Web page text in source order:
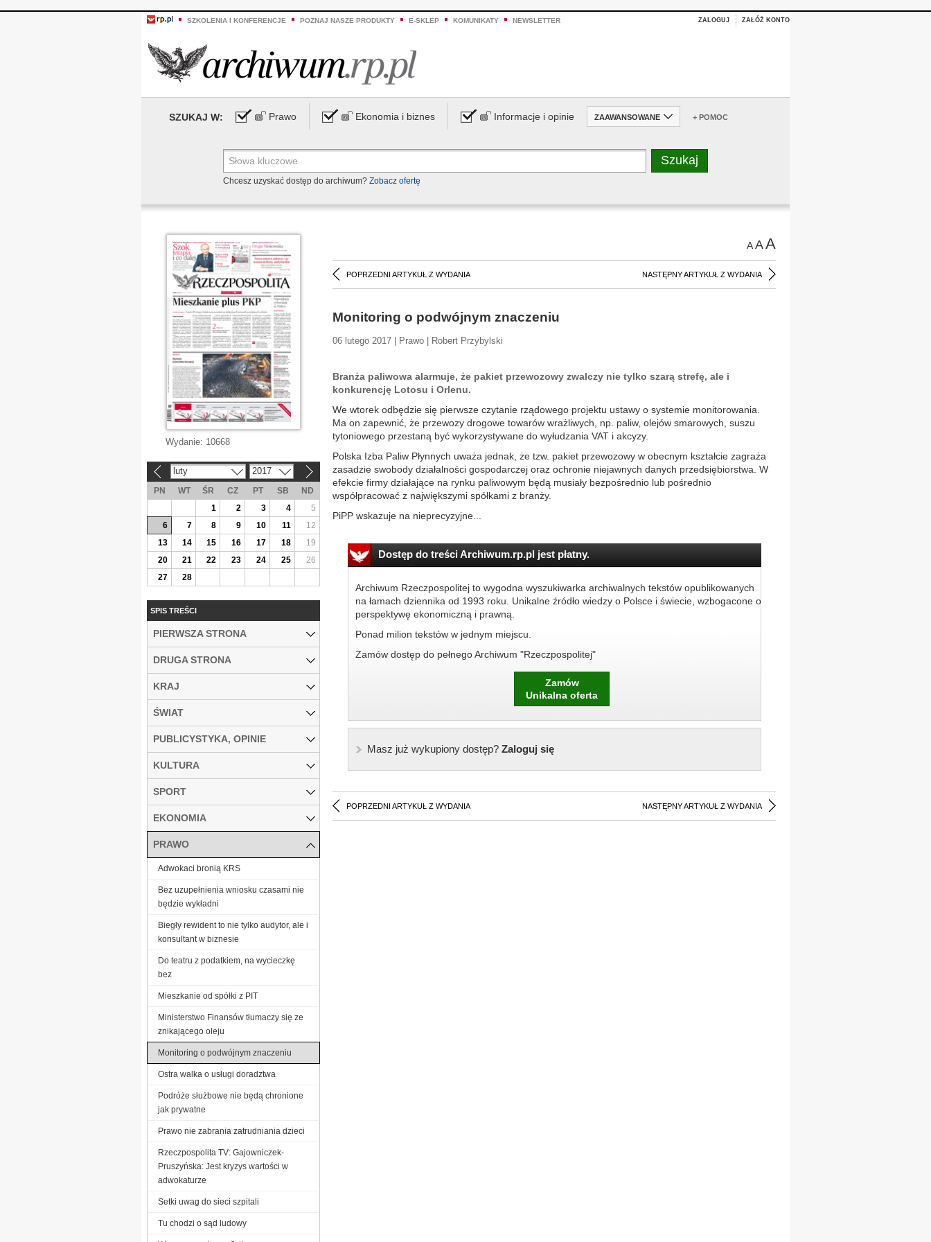
SZKOLENIA I KONFERENCJE POZNAJ NASZE PRODUKTY E-SKLEP KOMUNIKATY NEWSLETTER ZALOGUJ ZAŁÓŻ KONTO
SZUKAJ W: Prawo Ekonomia i biznes Informacje i opinie ZAAWANSOWANE + POMOC
Chcesz uzyskać dostęp do archiwum? Zobacz ofertę
AAA
POPRZEDNI ARTYKUŁ Z WYDANIA NASTĘPNY ARTYKUŁ Z WYDANIA
Monitoring o podwójnym znaczeniu
06 lutego 2017 | Prawo | Robert Przybylski
Branża paliwowa alarmuje, że pakiet przewozowy zwalczy nie tylko szarą strefę, ale i
konkurencję Lotosu i Orlenu.
We wtorek odbędzie się pierwsze czytanie rządowego projektu ustawy o systemie monitorowania.
Ma on zapewnić, że przewozy drogowe towarów wrażliwych, np. paliw, olejów smarowych, suszu
tytoniowego przestaną być wykorzystywane do wyłudzania VAT i akcyzy.
Polska Izba Paliw Płynnych uważa jednak, że tzw. pakiet przewozowy w obecnym kształcie zagraża
zasadzie swobody działalności gospodarczej oraz ochronie niejawnych danych przedsiębiorstwa. W
efekcie firmy działające na rynku paliwowym będą musiały bezpośrednio lub pośrednio
współpracować z największymi spółkami z branży.
PiPP wskazuje na nieprecyzyjne...
Dostęp do treści Archiwum.rp.pl jest płatny.
Archiwum Rzeczpospolitej to wygodna wyszukiwarka archiwalnych tekstów opublikowanych
na łamach dziennika od 1993 roku. Unikalne źródło wiedzy o Polsce i świecie, wzbogacone o
perspektywę ekonomiczną i prawną.
Ponad milion tekstów w jednym miejscu.
Zamów dostęp do pełnego Archiwum "Rzeczpospolitej"
Zamów
Unikalna oferta
Masz już wykupiony dostęp?Zaloguj się
POPRZEDNI ARTYKUŁ Z WYDANIA NASTĘPNY ARTYKUŁ Z WYDANIA
Wydanie: 10668
luty 2017
PN WT ŚR CZ PT SB
ND
1
2 3 4
5
6
7 8 9 10 11
12
13
14 15 16 17 18
19
20
21 22 23 24 25
26
27
28
SPIS TREŚCI
PIERWSZA STRONA
DRUGA STRONA
KRAJ
ŚWIAT
PUBLICYSTYKA, OPINIE
KULTURA
SPORT
EKONOMIA
PRAWO
Adwokaci bronią KRS
Bez uzupełnienia wniosku czasami nie
będzie wykładni
Biegły rewident to nie tylko audytor, ale i
konsultant w biznesie
Do teatru z podatkiem, na wycieczkę
bez
Mieszkanie od spółki z PIT
Ministerstwo Finansów tłumaczy się ze
znikającego oleju
Monitoring o podwójnym znaczeniu
Ostra walka o usługi doradztwa
Podróże służbowe nie będą chronione
jak prywatne
Prawo nie zabrania zatrudniania dzieci
Rzeczpospolita TV: Gajowniczek-
Pruszyńska: Jest kryzys wartości w
adwokaturze
Setki uwag do sieci szpitali
Tu chodzi o sąd ludowy